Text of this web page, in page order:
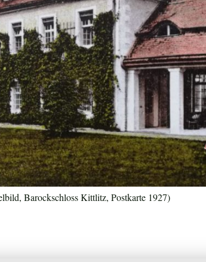
Barockschloss Kittlitz, Postkarte 1927)